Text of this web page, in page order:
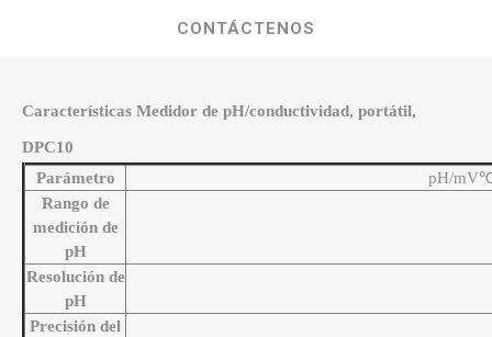
CONTÁCTENOS
Características Medidor de pH/conductividad, portátil,
DPC10
Parámetro
pH/
Rango de
medición de
pH
Resolución de
pH
Precisión del